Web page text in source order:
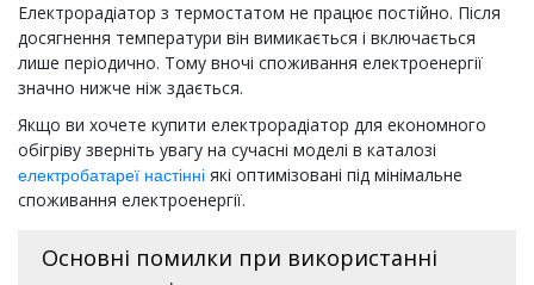
Електрорадіатор з термостатом не працює постійно. Після
досягнення температури він вимикається і включається
лише періодично. Тому вночі споживання електроенергії
значно нижче ніж здається.
Якщо ви хочете купити електрорадіатор для економного
обігріву зверніть увагу на сучасні моделі в каталозі
електробатареї настінні які оптимізовані під мінімальне
споживання електроенергії.
Основні помилки при використанні